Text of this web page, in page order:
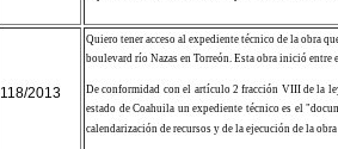
118/2013
Quiero tener acceso al expediente técnico de la obra
boulevard río Nazas en Torreón. Esta obra inició entre
De conformidad con el artículo 2 fracción VIII de la
estado de Coahuila un expediente técnico es el
calendarización de recursos y de la ejecución de la